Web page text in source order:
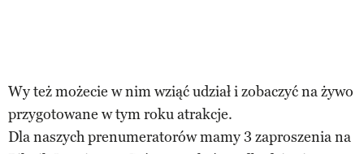
Wy też możecie w nim wziąć udział i zobaczyć na żywo
przygotowane w tym roku atrakcje.
Dla naszych prenumeratorów mamy 3 zaproszenia na